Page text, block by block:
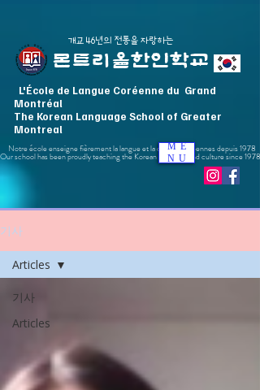
몬트리올한인학교
L'École de Langue Coréenne du Grand
Montréal
The Korean Language School of Greater
Montreal
​개교 46년의 전통을 자랑하는
Notre école enseigne fièrement la langue et la culture coréennes depuis 1978
Our school has been proudly teaching the Korean language and culture since 1978
ME
NU
기사
기사
Articles
Articles